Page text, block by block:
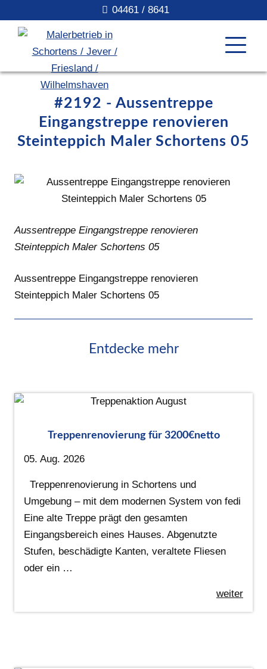
04461 / 8641
#2192 - Aussentreppe
Eingangstreppe renovieren
Steinteppich Maler Schortens 05
Aussentreppe Eingangstreppe renovieren
Steinteppich Maler Schortens 05
Aussentreppe Eingangstreppe renovieren
Steinteppich Maler Schortens 05
Entdecke mehr
Treppenrenovierung für 3200€netto
05. Aug. 2026
Treppenrenovierung in Schortens und
Umgebung – mit dem modernen System von fedi
Eine alte Treppe prägt den gesamten
Eingangsbereich eines Hauses. Abgenutzte
Stufen, beschädigte Kanten, veraltete Fliesen
oder ein …
weiter